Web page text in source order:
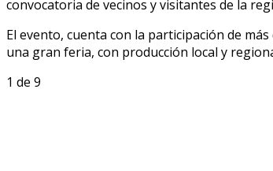
convocatoria de vecinos y visitantes de la
El evento, cuenta con la participación de
una gran feria, con producción local y
1 de 9